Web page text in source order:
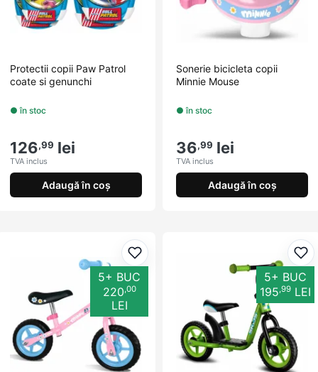
Protectii copii Paw Patrol
coate si genunchi
● în stoc
126,99 lei
TVA inclus
Adaugă în coș
Sonerie bicicleta copii
Minnie Mouse
● în stoc
36,99 lei
TVA inclus
Adaugă în coș
Adaugă la favorite
5+ BUC
220 ,00
LEI
5+ BUC
195 ,99 LEI